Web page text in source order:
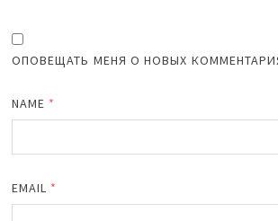
ОПОВЕЩАТЬ МЕНЯ О НОВЫХ
NAME *
EMAIL *